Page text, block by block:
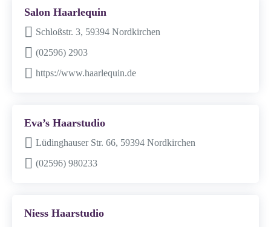
Salon Haarlequin
Schloßstr. 3, 59394 Nordkirchen
(02596) 2903
https://www.haarlequin.de
Eva’s Haarstudio
Lüdinghauser Str. 66, 59394 Nordkirchen
(02596) 980233
Niess Haarstudio